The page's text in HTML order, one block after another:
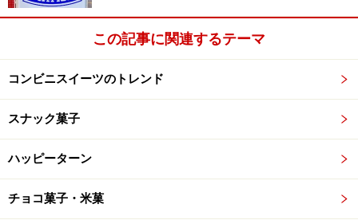
これも南高梅の梅肉パウダーとペースト、赤シソエキス
を使った品です。梅と赤シソの酸味、魚介の旨みが効い
ており、しょっぱさをあまり感じません。
※メニューや料金などのデータは、取材時または記事公開時点で
この記事に関連するテーマ
コンビニスイーツのトレンド
スナック菓子
ハッピーターン
チョコ菓子・米菓